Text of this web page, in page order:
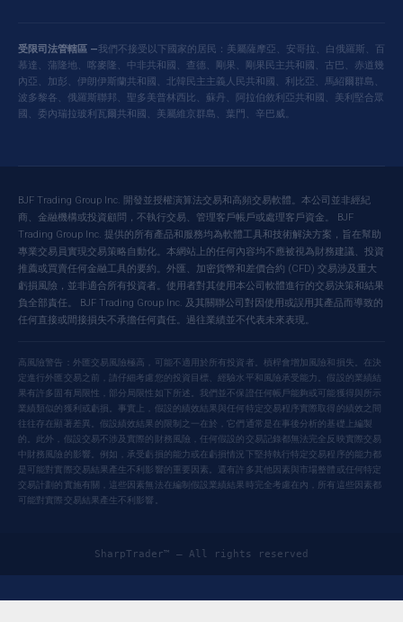
受限司法管轄區 —我們不接受以下國家的居民：美屬薩摩亞、安哥拉、白俄羅斯、百
慕達、蒲隆地、喀麥隆、中非共和國、查德、剛果、剛果民主共和國、古巴、赤道幾
內亞、加彭、伊朗伊斯蘭共和國、北韓民主主義人民共和國、利比亞、馬紹爾群島、
波多黎各、俄羅斯聯邦、聖多美普林西比、蘇丹、阿拉伯敘利亞共和國、美利堅合眾
國、委內瑞拉玻利瓦爾共和國、美屬維京群島、葉門、辛巴威。
BJF Trading Group Inc. 開發並授權演算法交易和高頻交易軟體。本公司並非經紀
商、金融機構或投資顧問，不執行交易、管理客戶帳戶或處理客戶資金。 BJF
Trading Group Inc. 提供的所有產品和服務均為軟體工具和技術解決方案，旨在幫助
專業交易員實現交易策略自動化。本網站上的任何內容均不應被視為財務建議、投資
推薦或買賣任何金融工具的要約。外匯、加密貨幣和差價合約 (CFD) 交易涉及重大
虧損風險，並非適合所有投資者。使用者對其使用本公司軟體進行的交易決策和結果
負全部責任。 BJF Trading Group Inc. 及其關聯公司對因使用或誤用其產品而導致的
任何直接或間接損失不承擔任何責任。過往業績並不代表未來表現。
高風險警告：外匯交易風險極高，可能不適用於所有投資者。槓桿會增加風險和損失。在決
定進行外匯交易之前，請仔細考慮您的投資目標、經驗水平和風險承受能力。假設的業績結
果有許多固有局限性，部分局限性如下所述。我們並不保證任何帳戶能夠或可能獲得與所示
業績類似的獲利或虧損。事實上，假設的績效結果與任何特定交易程序實際取得的績效之間
往往存在顯著差異。假設績效結果的限制之一在於，它們通常是在事後分析的基礎上編製
的。此外，假設交易不涉及實際的財務風險，任何假設的交易記錄都無法完全反映實際交易
中財務風險的影響。例如，承受虧損的能力或在虧損情況下堅持執行特定交易程序的能力都
是可能對實際交易結果產生不利影響的重要因素。還有許多其他因素與市場整體或任何特定
交易計劃的實施有關，這些因素無法在編制假設業績結果時完全考慮在內，所有這些因素都
可能對實際交易結果產生不利影響。
SharpTrader™ — All rights reserved